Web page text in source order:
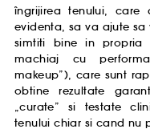
îngrijirea tenului,
evidenta, sa va ajute
simtiti bine in propria
machiaj cu
makeup”), care sunt
obtine rezultate
„curate” si testate
tenului chiar si cand nu